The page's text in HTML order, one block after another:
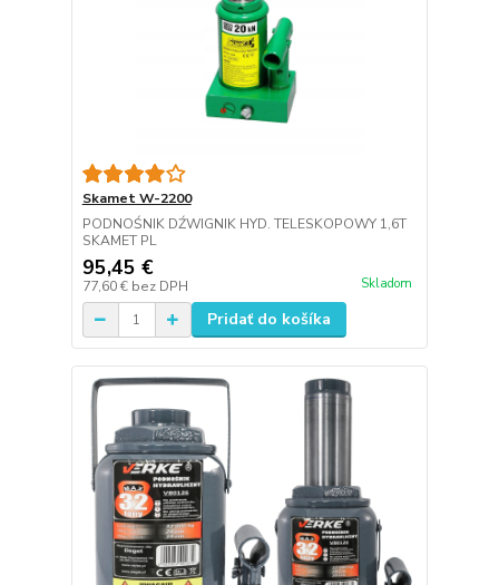
Skamet W-2200
PODNOŚNIK DŹWIGNIK HYD. TELESKOPOWY 1,6T
SKAMET PL
95,45 €
77,60 € bez DPH Skladom
Pridať do košíka